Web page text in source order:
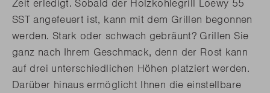
Zeit erledigt. Sobald der Holzkohlegrill Loewy 55
SST angefeuert ist, kann mit dem Grillen begonnen
werden. Stark oder schwach gebräunt? Grillen Sie
ganz nach Ihrem Geschmack, denn der Rost kann
auf drei unterschiedlichen Höhen platziert werden.
Darüber hinaus ermöglicht Ihnen die einstellbare